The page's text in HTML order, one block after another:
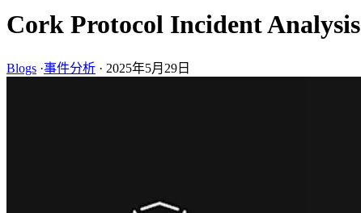
Cork Protocol Incident Analysis
Blogs ·事件分析 · 2025年5月29日